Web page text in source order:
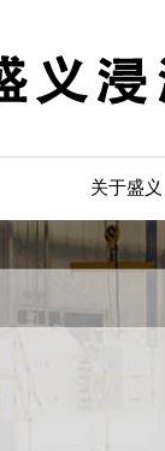
关于盛义